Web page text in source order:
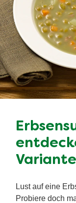
Lust auf eine
Probiere doch